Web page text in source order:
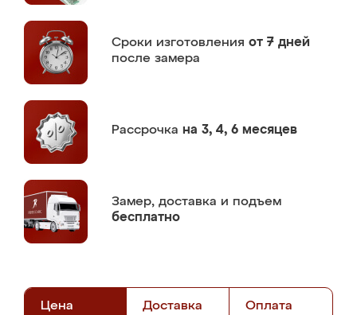
Сроки изготовления от 7 дней
после замера
Рассрочка на 3, 4, 6 месяцев
Замер, доставка и подъем
бесплатно
Цена Доставка Оплата